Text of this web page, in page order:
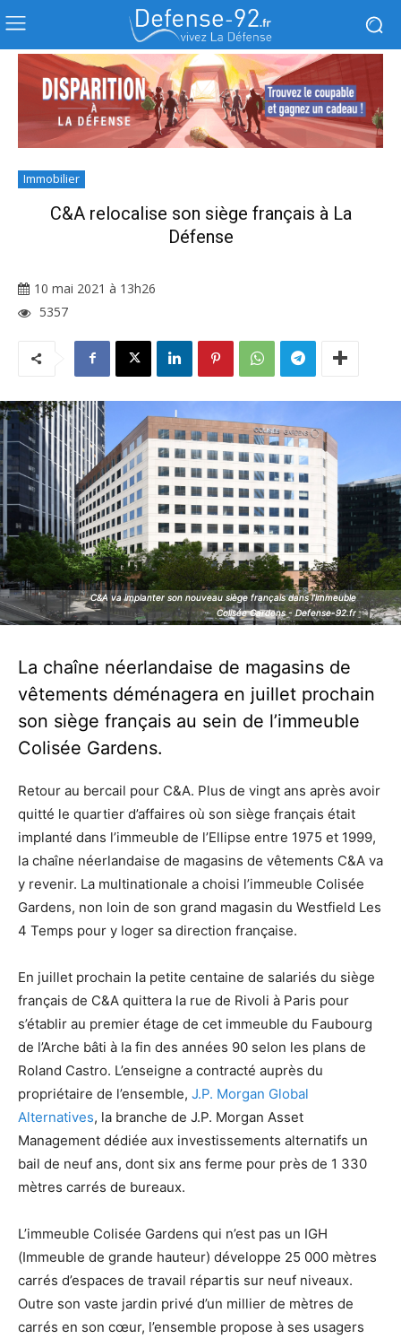
Immobilier
C&A relocalise son siège français à La
Défense
10 mai 2021 à 13h26
5357
C&A va implanter son nouveau siège français dans l’immeuble
Colisée Gardens - Defense-92.fr
C&A va implanter son nouveau siège français dans l’immeuble
Colisée Gardens - Defense-92.fr
La chaîne néerlandaise de magasins de
vêtements déménagera en juillet prochain
son siège français au sein de l’immeuble
Colisée Gardens.
Retour au bercail pour C&A. Plus de vingt ans après avoir
quitté le quartier d’affaires où son siège français était
implanté dans l’immeuble de l’Ellipse entre 1975 et 1999,
la chaîne néerlandaise de magasins de vêtements C&A va
y revenir. La multinationale a choisi l’immeuble Colisée
Gardens, non loin de son grand magasin du Westfield Les
4 Temps pour y loger sa direction française.
En juillet prochain la petite centaine de salariés du siège
français de C&A quittera la rue de Rivoli à Paris pour
s’établir au premier étage de cet immeuble du Faubourg
de l’Arche bâti à la fin des années 90 selon les plans de
Roland Castro. L’enseigne a contracté auprès du
propriétaire de l’ensemble, J.P. Morgan Global
Alternatives, la branche de J.P. Morgan Asset
Management dédiée aux investissements alternatifs un
bail de neuf ans, dont six ans ferme pour près de 1 330
mètres carrés de bureaux.
L’immeuble Colisée Gardens qui n’est pas un IGH
(Immeuble de grande hauteur) développe 25 000 mètres
carrés d’espaces de travail répartis sur neuf niveaux.
Outre son vaste jardin privé d’un millier de mètres de
carrés en son cœur, l’ensemble propose à ses usagers